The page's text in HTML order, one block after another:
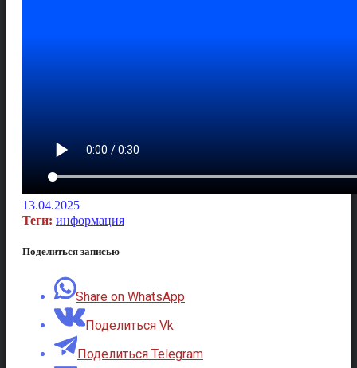
13.04.2025
Теги: информация
Поделиться записью
Share on WhatsApp
Поделиться Vk
Поделиться Telegram